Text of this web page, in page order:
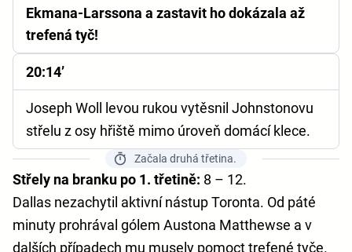
Ekmana-Larssona a zastavit ho dokázala až
trefená tyč!
20:14’
Joseph Woll levou rukou vytěsnil Johnstonovu
střelu z osy hřiště mimo úroveň domácí klece.
Začala druhá třetina.
Střely na branku po 1. třetině: 8 – 12.
Dallas nezachytil aktivní nástup Toronta. Od páté
minuty prohrával gólem Austona Matthewse a v
dalších případech mu musely pomoct trefené tyče.